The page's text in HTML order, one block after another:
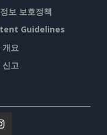
보 보호정책
Guidelines
개요
신고